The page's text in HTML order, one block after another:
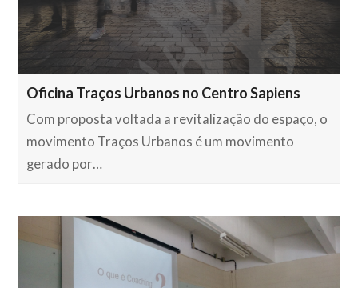
Oficina Traços Urbanos no Centro Sapiens
Com proposta voltada a revitalização do espaço, o
movimento Traços Urbanos é um movimento
gerado por…